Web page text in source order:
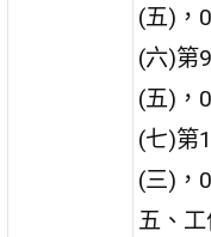
(五)，
(六)第
(五)，
(七)第
(三)，
五、